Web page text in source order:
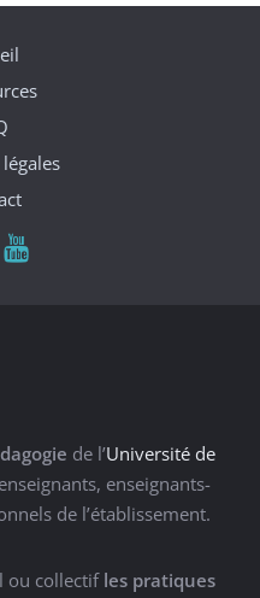
de l’Université de
enseignants-
de l’établissement.
ou collectif les pratiques